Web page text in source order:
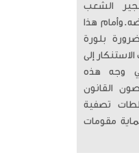
الشعب
​وأمام هذا
بلورة
إلى
وجه هذه
القانون
تصفية
مقومات